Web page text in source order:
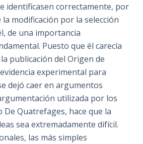
identificasen correctamente, por
modificación por la selección
de una importancia
Puesto que él carecía
publicación del Origen de
experimental para
dejó caer en argumentos
utilizada por los
De Quatrefages, hace que la
sea extremadamente difícil.
las más simples